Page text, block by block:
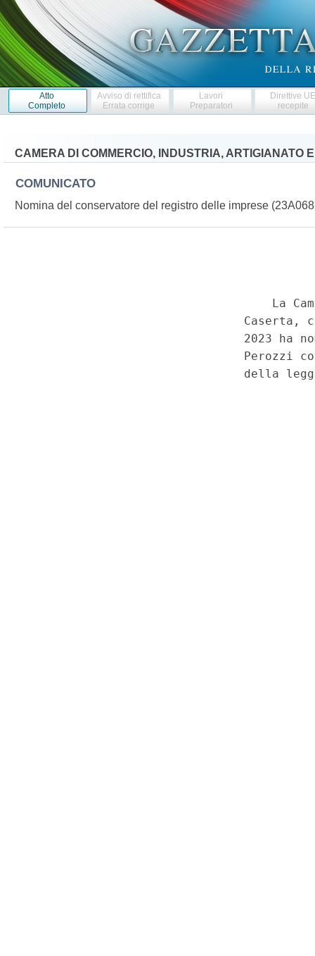
Atto
Completo
Avviso di rettifica
Errata corrige
Lavori
Preparatori
Direttive
recepite
CAMERA DI COMMERCIO, INDUSTRIA, ARTIGIANATO
COMUNICATO
Nomina del conservatore del registro delle imprese